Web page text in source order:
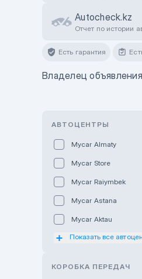
Autocheck.kz
Отчет по истории
Есть гарантия
Владелец объявления
АВТОЦЕНТРЫ
Mycar Almaty
Mycar Store
Mycar Raiymbek
Mycar Astana
Mycar Aktau
Mycar Uralsk
Показать все
КОРОБКА ПЕРЕДАЧ